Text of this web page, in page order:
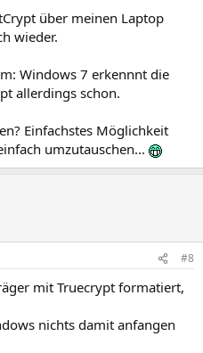
über meinen Laptop
wieder.
Windows 7 erkennnt die
allerdings schon.
Einfachstes Möglichkeit
umzutauschen...
#8
mit Truecrypt formatiert,
nichts damit anfangen